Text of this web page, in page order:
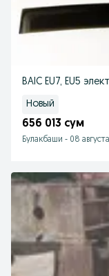
BAIC EU7, EU5
Новый
656 013 сум
Булакбаши - 08